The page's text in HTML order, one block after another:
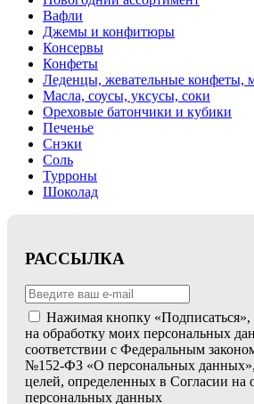
Вафли
Джемы и конфитюры
Консервы
Конфеты
Леденцы, жевательные конфеты,
Масла, соусы, уксусы, соки
Ореховые батончики и кубики
Печенье
Снэки
Соль
Турроны
Шоколад
РАССЫЛКА
Нажимая кнопку «Подписаться»,
на обработку моих персональных
соответствии с Федеральным
№152-ФЗ «О персональных данных»,
целей, определенных в Согласии на
персональных данных